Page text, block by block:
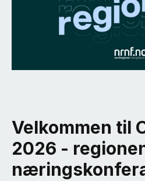
Velkommen til
2026 -